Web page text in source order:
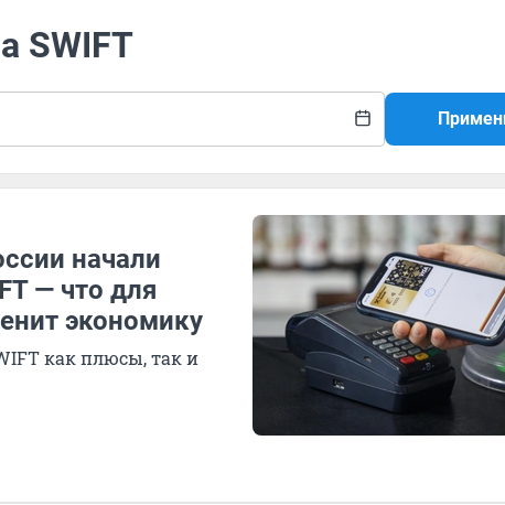
SWIFT
начали
— что для
экономику
как плюсы, так и